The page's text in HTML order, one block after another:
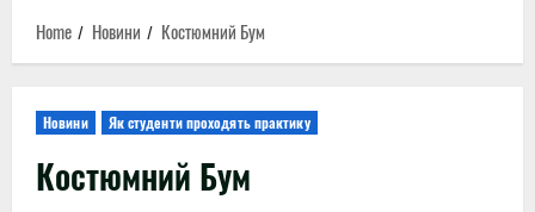
Home
Новини Костюмний Бум
Новини Як студенти проходять практику
Костюмний Бум